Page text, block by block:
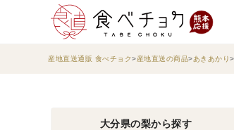
産地直送通販 食べチョク 産地直送の商品 あきあかり
大分県の梨から探す